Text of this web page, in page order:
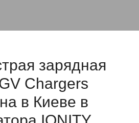
зарядная
Chargers
в Киеве в